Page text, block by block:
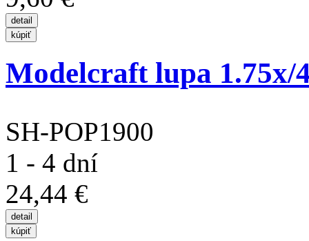
Modelcraft lupa 1.75x/
SH-POP1900
1 - 4 dní
24,44 €